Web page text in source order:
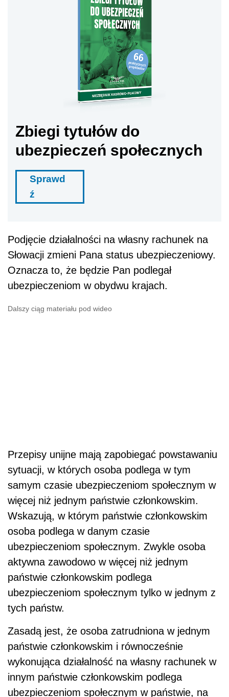
Zbiegi tytułów do
ubezpieczeń społecznych
Sprawd
ź
Podjęcie działalności na własny rachunek na
Słowacji zmieni Pana status ubezpieczeniowy.
Oznacza to, że będzie Pan podlegał
ubezpieczeniom w obydwu krajach.
Dalszy ciąg materiału pod wideo
Przepisy unijne mają zapobiegać powstawaniu
sytuacji, w których osoba podlega w tym
samym czasie ubezpieczeniom społecznym w
więcej niż jednym państwie członkowskim.
Wskazują, w którym państwie członkowskim
osoba podlega w danym czasie
ubezpieczeniom społecznym. Zwykle osoba
aktywna zawodowo w więcej niż jednym
państwie członkowskim podlega
ubezpieczeniom społecznym tylko w jednym z
tych państw.
Zasadą jest, że osoba zatrudniona w jednym
państwie członkowskim i równocześnie
wykonująca działalność na własny rachunek w
innym państwie członkowskim podlega
ubezpieczeniom społecznym w państwie, na